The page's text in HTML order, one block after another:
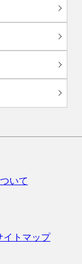
いて
イトマップ